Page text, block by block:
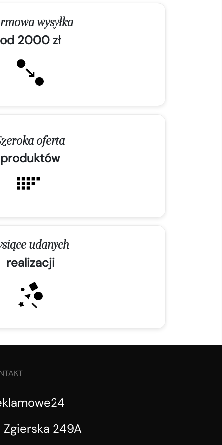
wysyłka
od 2000 zł
oferta
produktów
udanych
realizacji
Zgierska 249A